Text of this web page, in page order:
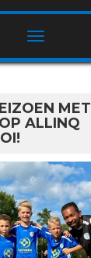
MET
ALLINQ